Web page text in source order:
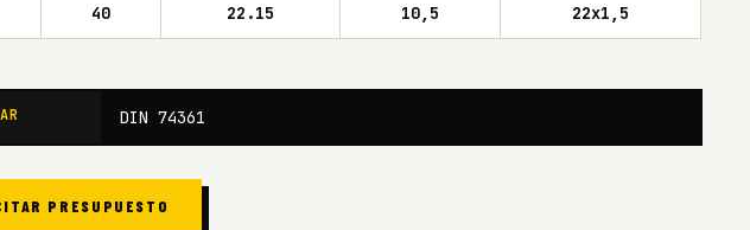
40 22.15 10,5 22x1,5
DIN 74361
PRESUPUESTO